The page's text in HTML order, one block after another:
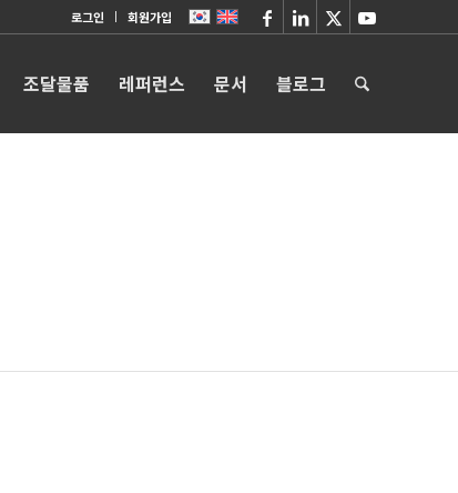
로그인 회원가입
조달물품 레퍼런스 문서 블로그